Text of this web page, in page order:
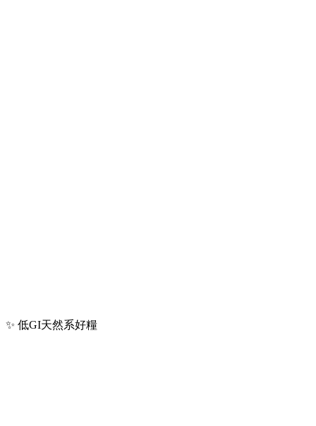
✨ 低GI天然系好糧